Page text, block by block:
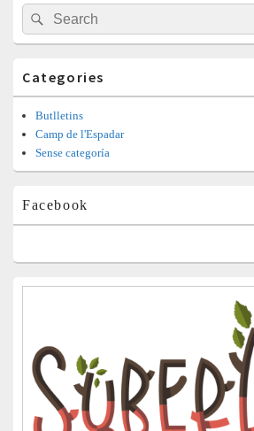
lateral
principal
Search
for:
Search
Categories
Butlletins
Camp de l'Espadar
Sense categoría
Facebook